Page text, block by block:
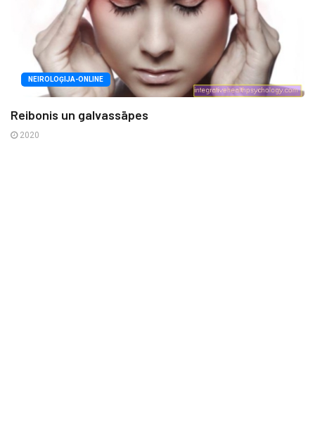
NEIROLOĢIJA-ONLINE
Reibonis un galvassāpes
2020